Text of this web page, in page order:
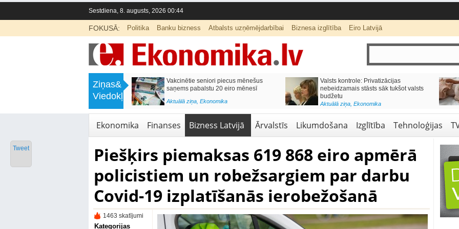
Sestdiena, 8. augusts, 2026 00:44
FOKUSĀ: Politika Banku bizness Atbalsts uzņēmējdarbībai Biznesa izglītība Eiro Latvijā
Ziņas&
Viedokļi
Labklājības ministrija rosina reformēt
un būtiski uzlabot vecāku pabalstu
Kā sagatavot bērnu skolai,
nepārslogojot ģimenes budžetu?
Aktuālā ziņa, Izglītība
Septiņos mēnešos Vivi vilcienos
pārvadāti 12 miljoni pasažieru; jūlijā
97,4 % reisu izpildīti laikā
Aktuālā ziņa, Bizness Latvijā
Ekonomika Finanses Bizness Latvijā Ārvalstīs Likumdošana Izglītība Tehnoloģijas
Piešķirs piemaksas 619 868 eiro apmērā
policistiem un robežsargiem par darbu
Covid-19 izplatīšanās ierobežošanā
1463 skatījumi
Kategorijas
Tweet